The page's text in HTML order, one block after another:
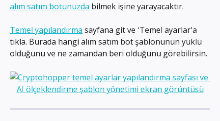
alım satım botunuzda bilmek işine yarayacaktır.
Temel yapılandırma sayfana git ve 'Temel ayarlar'a
tıkla. Burada hangi alım satım bot şablonunun yüklü
olduğunu ve ne zamandan beri olduğunu görebilirsin.